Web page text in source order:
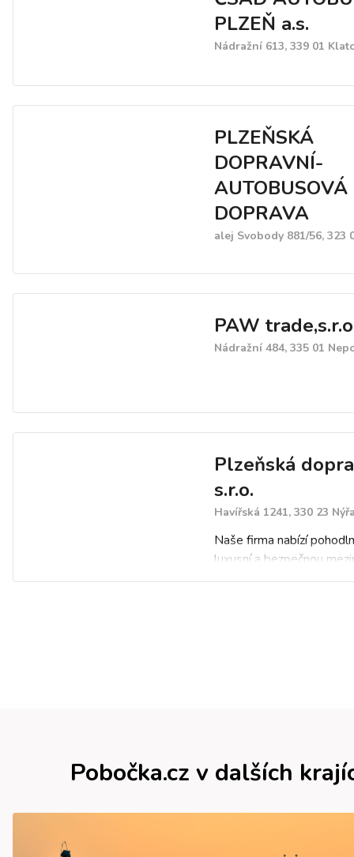
PLZEŇ a.s.
Nádražní 613, 339 01
PLZEŇSKÁ
DOPRAVNÍ-
AUTOBUSOVÁ
DOPRAVA
alej Svobody 881/56, 323
PAW
Nádražní 484, 335 01
Plzeňská
s.r.o.
Havířská 1241, 330 23
Naše firma nabízí
luxusní a bezpečnou
vnitrostátní autobusovou
Pobočka.cz v dalších